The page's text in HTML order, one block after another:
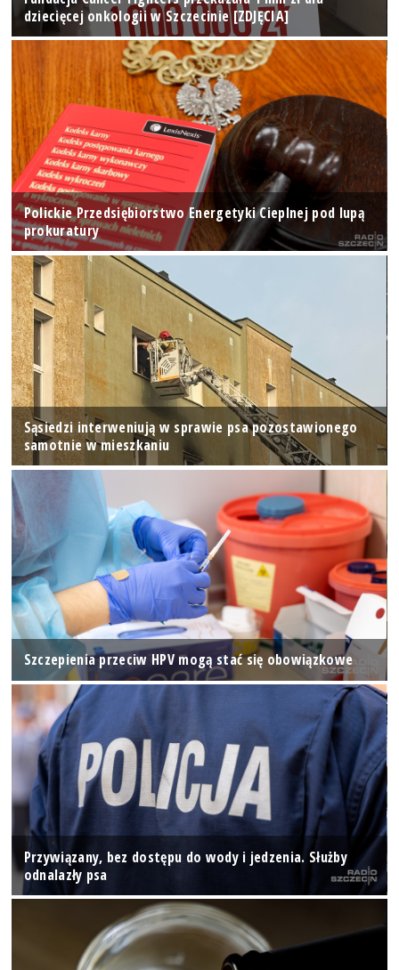
dziecięcej onkologii w Szczecinie [ZDJĘCIA]
Polickie Przedsiębiorstwo Energetyki Cieplnej pod lupą
prokuratury
Sąsiedzi interweniują w sprawie psa pozostawionego
samotnie w mieszkaniu
Szczepienia przeciw HPV mogą stać się obowiązkowe
Przywiązany, bez dostępu do wody i jedzenia. Służby
odnalazły psa